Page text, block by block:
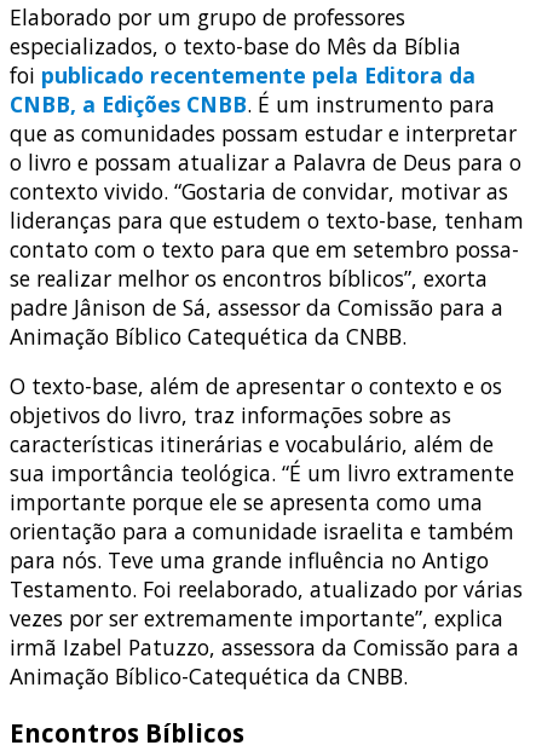
Elaborado por um grupo de professores
especializados, o texto-base do Mês da Bíblia
foi publicado recentemente pela Editora da
CNBB, a Edições CNBB. É um instrumento para
que as comunidades possam estudar e interpretar
o livro e possam atualizar a Palavra de Deus para o
contexto vivido. “Gostaria de convidar, motivar as
lideranças para que estudem o texto-base, tenham
contato com o texto para que em setembro possa-
se realizar melhor os encontros bíblicos”, exorta
padre Jânison de Sá, assessor da Comissão para a
Animação Bíblico Catequética da CNBB.
O texto-base, além de apresentar o contexto e os
objetivos do livro, traz informações sobre as
características itinerárias e vocabulário, além de
sua importância teológica. “É um livro extramente
importante porque ele se apresenta como uma
orientação para a comunidade israelita e também
para nós. Teve uma grande influência no Antigo
Testamento. Foi reelaborado, atualizado por várias
vezes por ser extremamente importante”, explica
irmã Izabel Patuzzo, assessora da Comissão para a
Animação Bíblico-Catequética da CNBB.
Encontros Bíblicos